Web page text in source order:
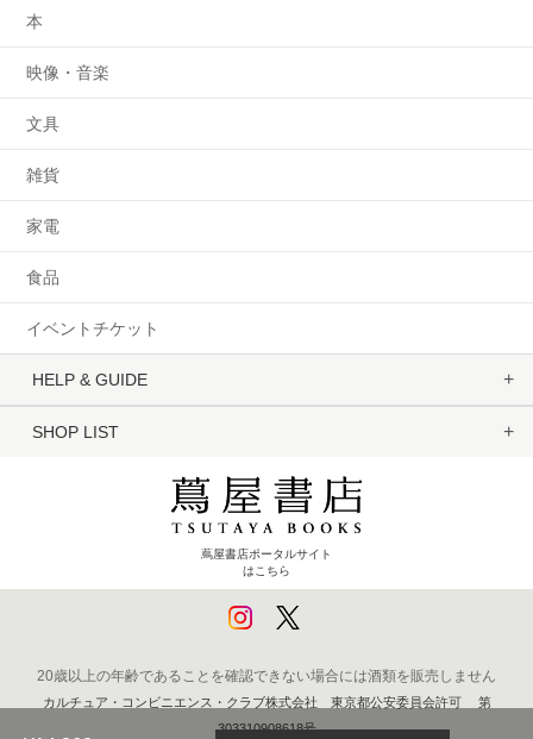
本
映像・音楽
文具
雑貨
家電
食品
イベントチケット
HELP & GUIDE
SHOP LIST
蔦屋書店ポータルサイト
はこちら
20歳以上の年齢であることを確認できない場合には酒類を販売しません
カルチュア・コンビニエンス・クラブ株式会社 東京都公安委員会許可 第
303310908618号